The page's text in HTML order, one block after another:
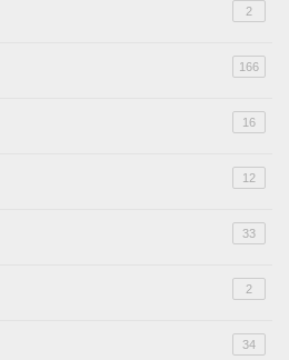
2
166
16
12
33
2
34